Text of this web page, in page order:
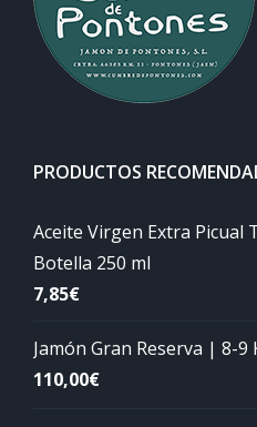
PRODUCTOS
Aceite Virgen Extra Picual
Botella 250 ml
7,85€
Jamón Gran Reserva | 8-9
110,00€